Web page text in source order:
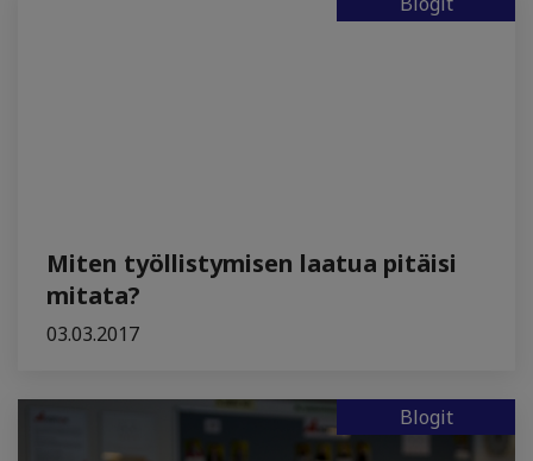
Miten työllistymisen laatua pitäisi
mitata?
03.03.2017
Blogit